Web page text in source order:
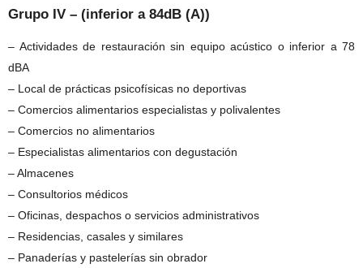
Grupo IV – (inferior a 84dB (A))
– Actividades de restauración sin equipo acústico o inferior a 78
dBA
– Local de prácticas psicofísicas no deportivas
– Comercios alimentarios especialistas y polivalentes
– Comercios no alimentarios
– Especialistas alimentarios con degustación
– Almacenes
– Consultorios médicos
– Oficinas, despachos o servicios administrativos
– Residencias, casales y similares
– Panaderías y pastelerías sin obrador